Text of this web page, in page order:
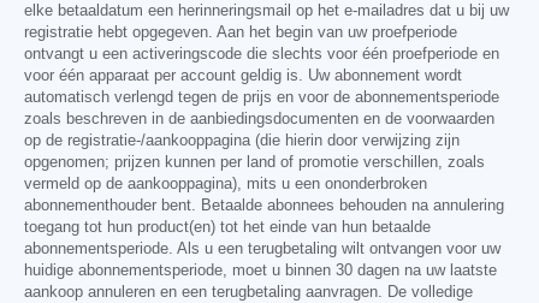
elke betaaldatum een herinneringsmail op het e-mailadres dat u bij uw
registratie hebt opgegeven. Aan het begin van uw proefperiode
ontvangt u een activeringscode die slechts voor één proefperiode en
voor één apparaat per account geldig is. Uw abonnement wordt
automatisch verlengd tegen de prijs en voor de abonnementsperiode
zoals beschreven in de aanbiedingsdocumenten en de voorwaarden
op de registratie-/aankooppagina (die hierin door verwijzing zijn
opgenomen; prijzen kunnen per land of promotie verschillen, zoals
vermeld op de aankooppagina), mits u een ononderbroken
abonnementhouder bent. Betaalde abonnees behouden na annulering
toegang tot hun product(en) tot het einde van hun betaalde
abonnementsperiode. Als u een terugbetaling wilt ontvangen voor uw
huidige abonnementsperiode, moet u binnen 30 dagen na uw laatste
aankoop annuleren en een terugbetaling aanvragen. De volledige